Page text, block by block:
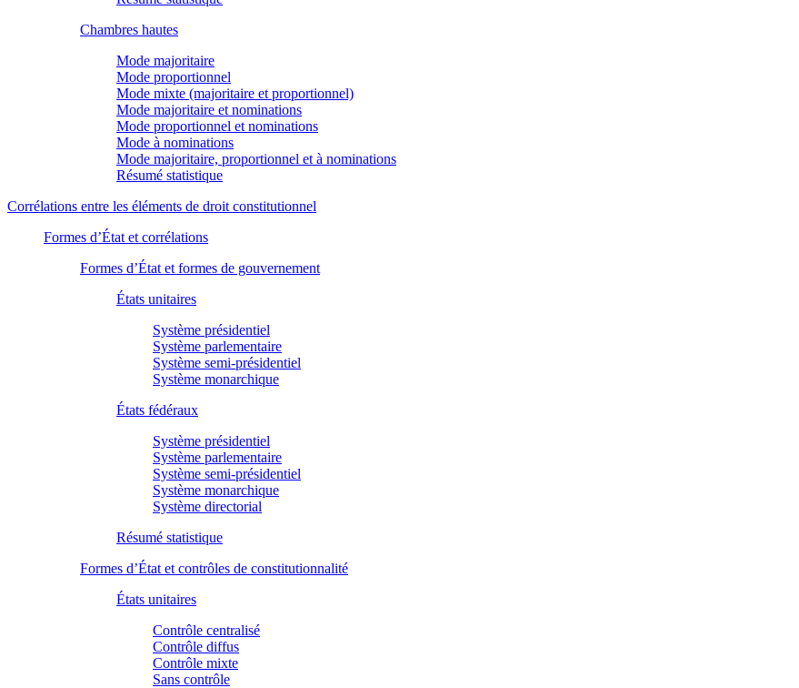
Chambres hautes
Mode majoritaire
Mode proportionnel
Mode mixte (majoritaire et proportionnel)
Mode majoritaire et nominations
Mode proportionnel et nominations
Mode à nominations
Mode majoritaire, proportionnel et à nominations
Résumé statistique
Corrélations entre les éléments de droit constitutionnel
Formes d’État et corrélations
Formes d’État et formes de gouvernement
États unitaires
Système présidentiel
Système parlementaire
Système semi-présidentiel
Système monarchique
États fédéraux
Système présidentiel
Système parlementaire
Système semi-présidentiel
Système monarchique
Système directorial
Résumé statistique
Formes d’État et contrôles de constitutionnalité
États unitaires
Contrôle centralisé
Contrôle diffus
Contrôle mixte
Sans contrôle